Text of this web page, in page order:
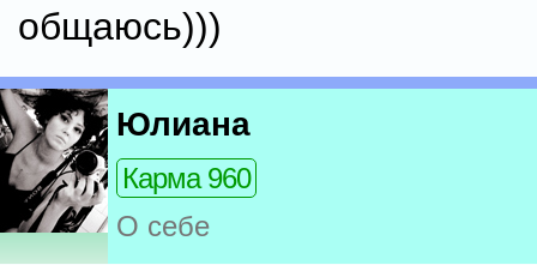
общаюсь)))
Юлиана
Карма 960
О себе